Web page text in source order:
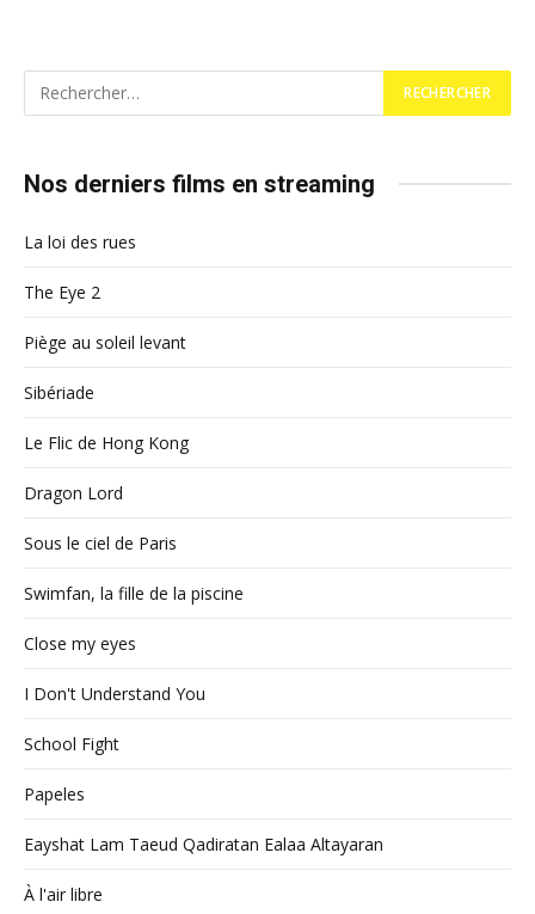
Nos derniers films en streaming
La loi des rues
The Eye 2
Piège au soleil levant
Sibériade
Le Flic de Hong Kong
Dragon Lord
Sous le ciel de Paris
Swimfan, la fille de la piscine
Close my eyes
I Don't Understand You
School Fight
Papeles
Eayshat Lam Taeud Qadiratan Ealaa Altayaran
À l'air libre